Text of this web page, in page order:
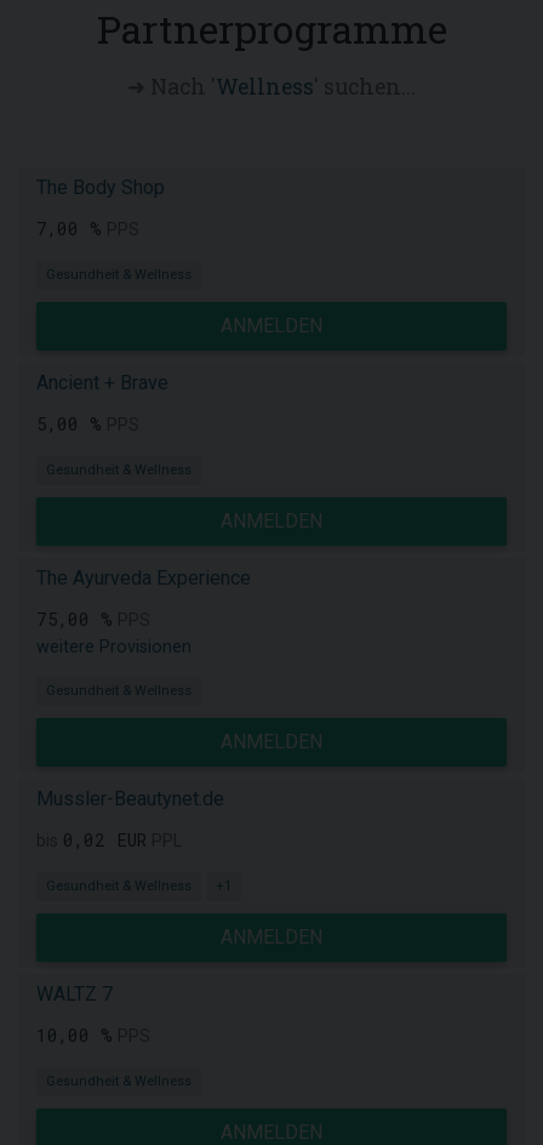
Partnerprogramme
Wellness
The Body Shop
7,00 %
Gesundheit & Wellness
ANMELDEN
Ancient + Brave
5,00 %
Gesundheit & Wellness
ANMELDEN
The Ayurveda Experience
75,00 %
weitere Provisionen
Gesundheit & Wellness
ANMELDEN
Mussler-Beautynet.de
0,02 EUR
Gesundheit & Wellness +1
ANMELDEN
WALTZ 7
10,00 %
Gesundheit & Wellness
ANMELDEN